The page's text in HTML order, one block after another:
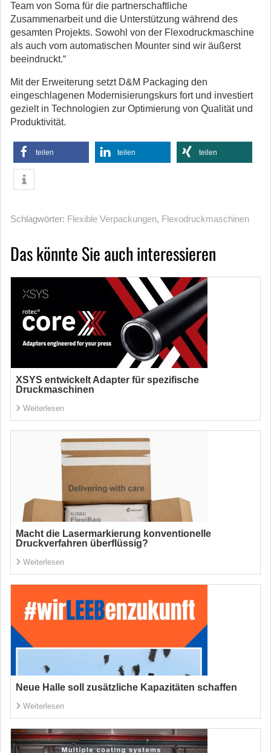
Team von Soma für die partnerschaftliche
Zusammenarbeit und die Unterstützung während des
gesamten Projekts. Sowohl von der Flexodruckmaschine
als auch vom automatischen Mounter sind wir äußerst
beeindruckt.“
Mit der Erweiterung setzt D&M Packaging den
eingeschlagenen Modernisierungskurs fort und investiert
gezielt in Technologien zur Optimierung von Qualität und
Produktivität.
teilen teilen teilen
Schlagwörter: Flexible Verpackungen, Flexodruckmaschinen
Das könnte Sie auch interessieren
XSYS entwickelt Adapter für spezifische
Druckmaschinen
Weiterlesen
Macht die Lasermarkierung konventionelle
Druckverfahren überflüssig?
Weiterlesen
Neue Halle soll zusätzliche Kapazitäten schaffen
Weiterlesen